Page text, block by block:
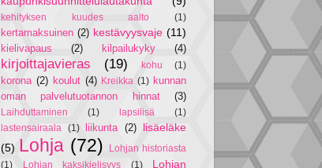
kehityksen kuudes aalto (1)
kertamaksuinen (2) kestävyysvaje (11)
kielivapaus (2) kilpailukyky (4)
kirjoittajavieras (19) kohu (1)
korona (2) koulut (4) Kreikka (1) kunnan
oman palvelutuotannon hinnat
(3)
Laihduttaminen (1) lapsilisä
(1)
lastensairaala
(1) liikunta (2) lisäeläke
(5) Lohja (72)
Lohjan historiasta
(1)
Lohjan kaksikielisyys (1) Lohjan